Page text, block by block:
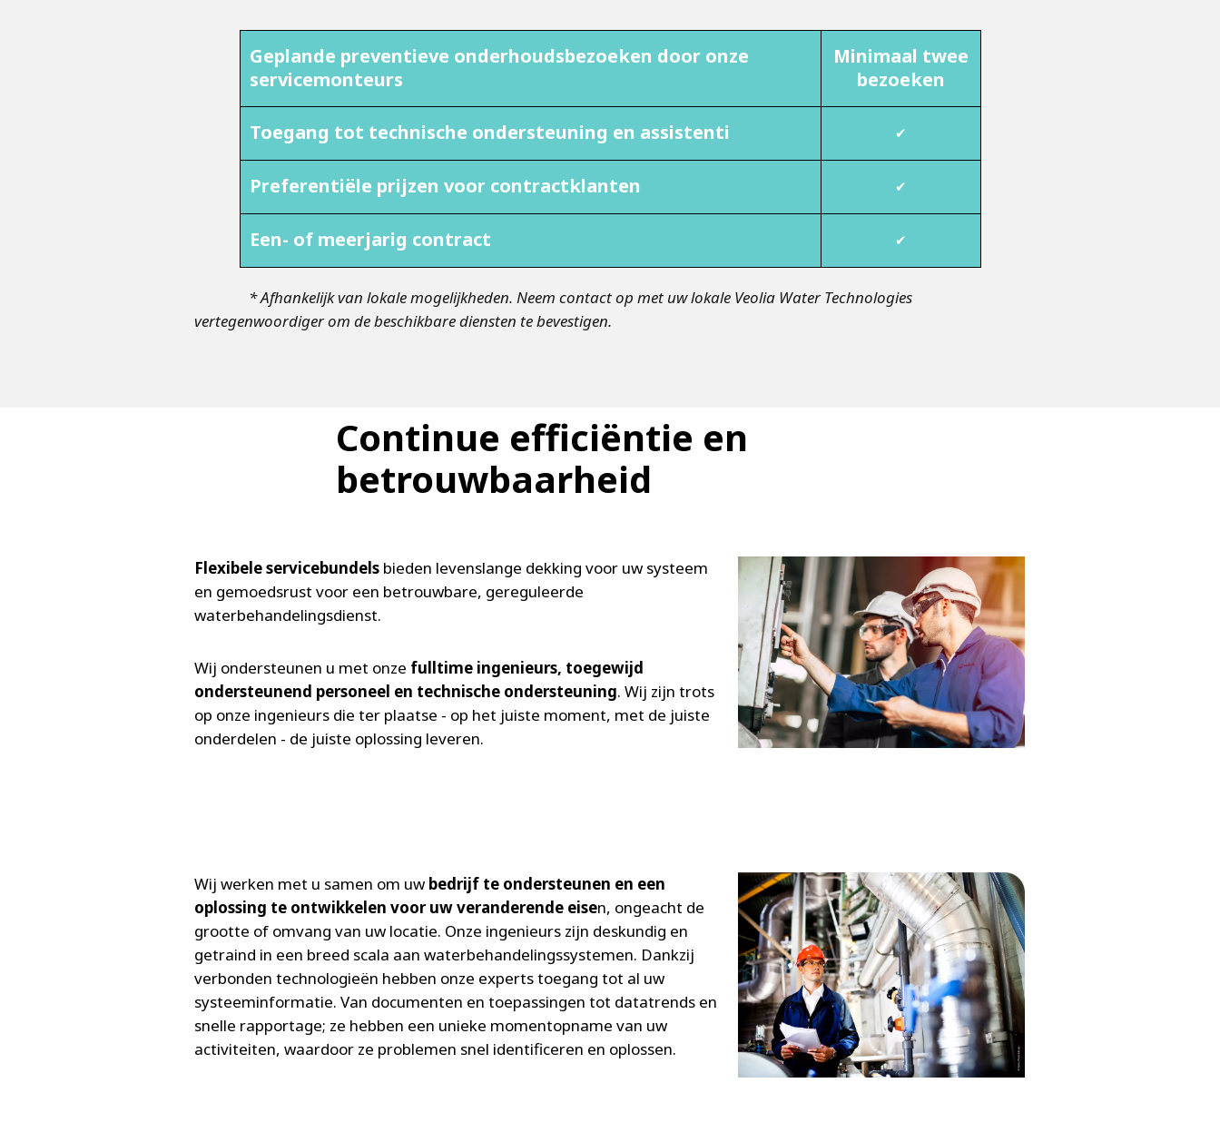
Geplande preventieve onderhoudsbezoeken door onze
servicemonteurs
Minimaal twee
bezoeken
Toegang tot technische ondersteuning en assistenti ✔
Preferentiële prijzen voor contractklanten ✔
Een- of meerjarig contract ✔
* Afhankelijk van lokale mogelijkheden. Neem contact op met uw lokale Veolia Water Technologies
vertegenwoordiger om de beschikbare diensten te bevestigen.
Continue efficiëntie en
betrouwbaarheid
Flexibele servicebundels bieden levenslange dekking voor uw systeem
en gemoedsrust voor een betrouwbare, gereguleerde
waterbehandelingsdienst.
Wij ondersteunen u met onze fulltime ingenieurs, toegewijd
ondersteunend personeel en technische ondersteuning. Wij zijn trots
op onze ingenieurs die ter plaatse - op het juiste moment, met de juiste
onderdelen - de juiste oplossing leveren.
Wij werken met u samen om uw bedrijf te ondersteunen en een
oplossing te ontwikkelen voor uw veranderende eisen, ongeacht de
grootte of omvang van uw locatie. Onze ingenieurs zijn deskundig en
getraind in een breed scala aan waterbehandelingssystemen. Dankzij
verbonden technologieën hebben onze experts toegang tot al uw
systeeminformatie. Van documenten en toepassingen tot datatrends en
snelle rapportage; ze hebben een unieke momentopname van uw
activiteiten, waardoor ze problemen snel identificeren en oplossen.